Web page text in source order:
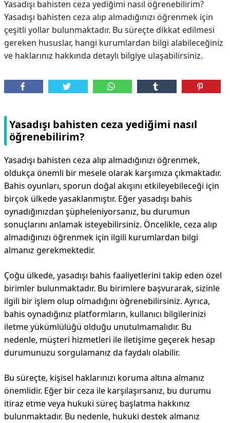
Yasadışı bahisten ceza yediğimi nasıl öğrenebilirim?
Yasadışı bahisten ceza alıp almadığınızı öğrenmek için
çeşitli yollar bulunmaktadır. Bu süreçte dikkat edilmesi
gereken hususlar, hangi kurumlardan bilgi alabileceğiniz
ve haklarınız hakkında detaylı bilgiye ulaşabilirsiniz.
Yasadışı bahisten ceza yediğimi nasıl
öğrenebilirim?
Yasadışı bahisten ceza alıp almadığınızı öğrenmek,
oldukça önemli bir mesele olarak karşımıza çıkmaktadır.
Bahis oyunları, sporun doğal akışını etkileyebileceği için
birçok ülkede yasaklanmıştır. Eğer yasadışı bahis
oynadığınızdan şüpheleniyorsanız, bu durumun
sonuçlarını anlamak isteyebilirsiniz. Öncelikle, ceza alıp
almadığınızı öğrenmek için ilgili kurumlardan bilgi
almanız gerekmektedir.
Çoğu ülkede, yasadışı bahis faaliyetlerini takip eden özel
birimler bulunmaktadır. Bu birimlere başvurarak, sizinle
ilgili bir işlem olup olmadığını öğrenebilirsiniz. Ayrıca,
bahis oynadığınız platformların, kullanıcı bilgilerinizi
iletme yükümlülüğü olduğu unutulmamalıdır. Bu
nedenle, müşteri hizmetleri ile iletişime geçerek hesap
durumunuzu sorgulamanız da faydalı olabilir.
Bu süreçte, kişisel haklarınızı koruma altına almanız
önemlidir. Eğer bir ceza ile karşılaşırsanız, bu durumu
itiraz etme veya hukuki süreç başlatma hakkınız
bulunmaktadır. Bu nedenle, hukuki destek almanız